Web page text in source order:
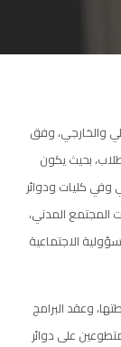
والخارجي، وفق
بحيث يكون
وفي كليات ودوائر
المجتمع المدني،
الاجتماعية
وعقد البرامج
على دوائر